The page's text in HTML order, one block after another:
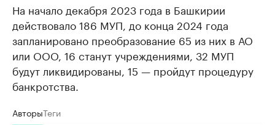
На начало декабря 2023 года в Башкирии
действовало 186 МУП, до конца 2024 года
запланировано преобразование 65 из них в АО
или ООО, 16 станут учреждениями, 32 МУП
будут ликвидированы, 15 — пройдут процедуру
банкротства.
АвторыТеги